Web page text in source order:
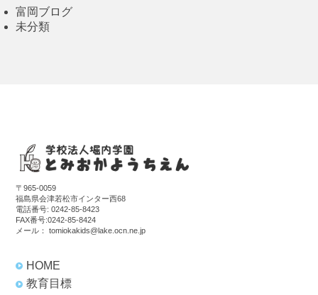
富岡ブログ
未分類
〒965-0059
福島県会津若松市インター西68
電話番号:0242-85-8423
FAX番号:0242-85-8424
メール：tomiokakids@lake.ocn.ne.jp
HOME
教育目標